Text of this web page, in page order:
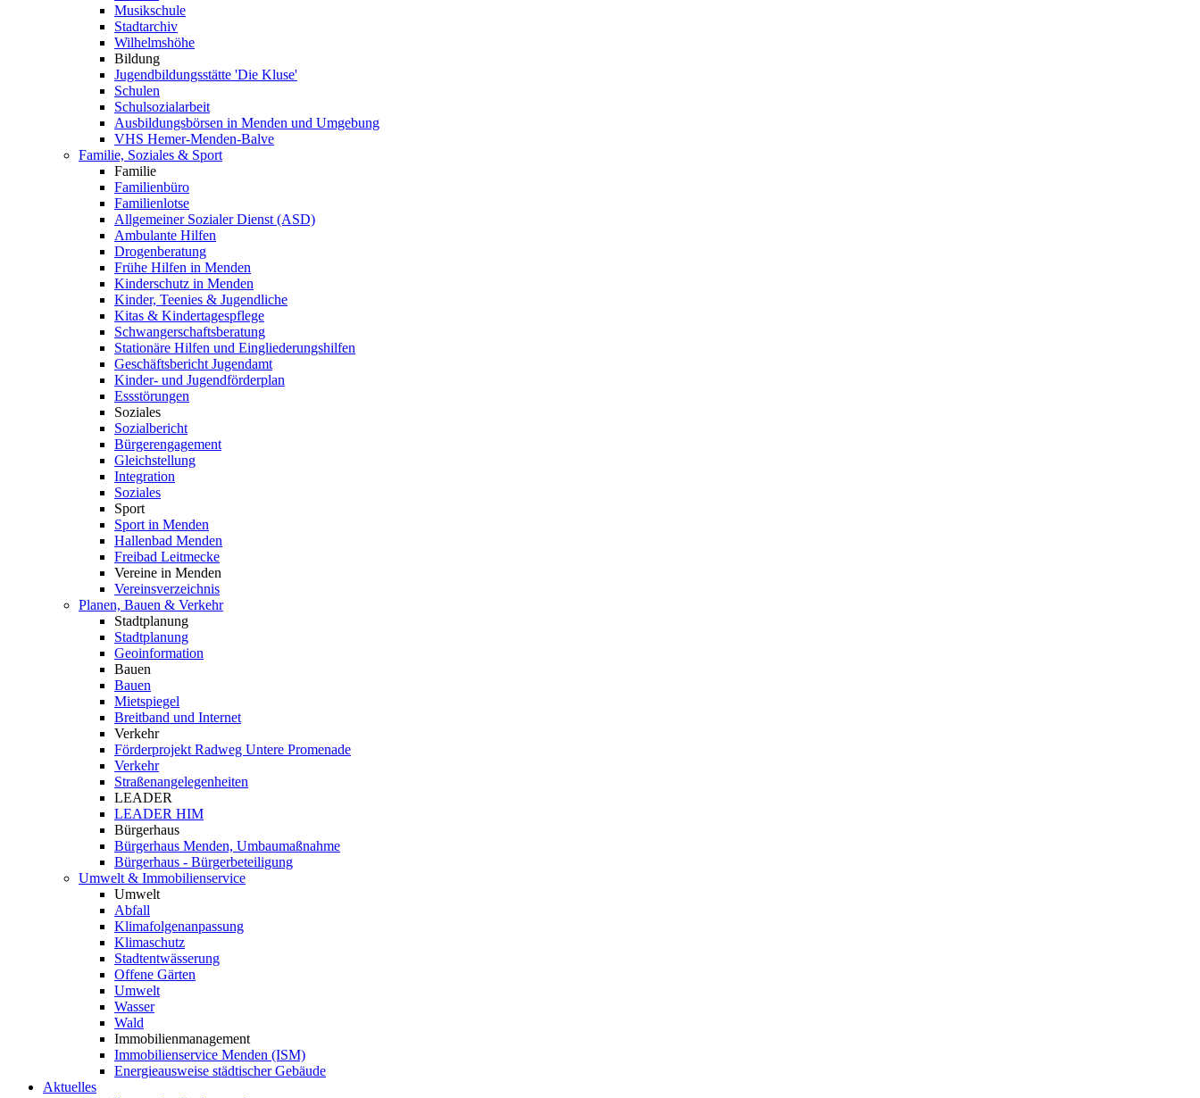
Musikschule
Stadtarchiv
Wilhelmshöhe
Bildung
Jugendbildungsstätte 'Die Kluse'
Schulen
Schulsozialarbeit
Ausbildungsbörsen in Menden und Umgebung
VHS Hemer-Menden-Balve
Familie, Soziales & Sport
Familie
Familienbüro
Familienlotse
Allgemeiner Sozialer Dienst (ASD)
Ambulante Hilfen
Drogenberatung
Frühe Hilfen in Menden
Kinderschutz in Menden
Kinder, Teenies & Jugendliche
Kitas & Kindertagespflege
Schwangerschaftsberatung
Stationäre Hilfen und Eingliederungshilfen
Geschäftsbericht Jugendamt
Kinder- und Jugendförderplan
Essstörungen
Soziales
Sozialbericht
Bürgerengagement
Gleichstellung
Integration
Soziales
Sport
Sport in Menden
Hallenbad Menden
Freibad Leitmecke
Vereine in Menden
Vereinsverzeichnis
Planen, Bauen & Verkehr
Stadtplanung
Stadtplanung
Geoinformation
Bauen
Bauen
Mietspiegel
Breitband und Internet
Verkehr
Förderprojekt Radweg Untere Promenade
Verkehr
Straßenangelegenheiten
LEADER
LEADER HIM
Bürgerhaus
Bürgerhaus Menden, Umbaumaßnahme
Bürgerhaus - Bürgerbeteiligung
Umwelt & Immobilienservice
Umwelt
Abfall
Klimafolgenanpassung
Klimaschutz
Stadtentwässerung
Offene Gärten
Umwelt
Wasser
Wald
Immobilienmanagement
Immobilienservice Menden (ISM)
Energieausweise städtischer Gebäude
Aktuelles